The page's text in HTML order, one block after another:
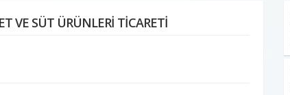
VE SÜT ÜRÜNLERİ TİCARETİ